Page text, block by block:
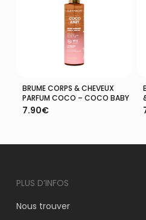
Ajouter Au Panier
BRUME CORPS & CHEVEUX
PARFUM COCO – COCO BABY
7.90€
PLUS D’INFOS
Nous trouver